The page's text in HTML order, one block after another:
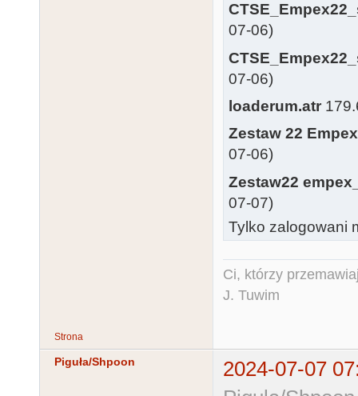
07-06)
07-06)
loaderum.atr
Zestaw 22
07-06)
Zestaw22
07-07)
Tylko zalogowani
Ci, którzy
J. Tuwim
Strona
Piguła/Shpoon
2024-07-07